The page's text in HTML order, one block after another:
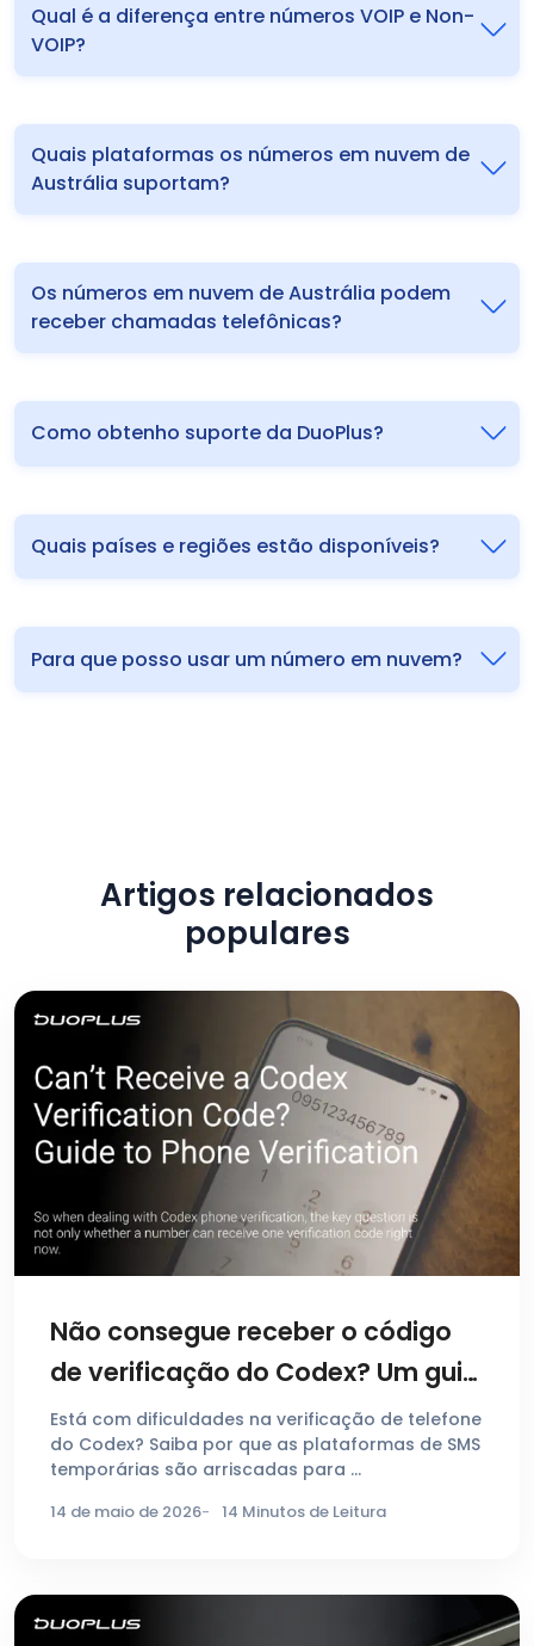
Qual é a diferença entre números VOIP e Non-
VOIP?
Quais plataformas os números em nuvem de
Austrália suportam?
Os números em nuvem de Austrália podem
receber chamadas telefônicas?
Como obtenho suporte da DuoPlus?
Quais países e regiões estão disponíveis?
Para que posso usar um número em nuvem?
Artigos relacionados
populares
Não consegue receber o código
de verificação do Codex? Um guia
de 2026 para verificação por
telefone
Está com dificuldades na verificação de telefone
do Codex? Saiba por que as plataformas de SMS
temporárias são arriscadas para …
14 de maio de 2026 14 Minutos de Leitura